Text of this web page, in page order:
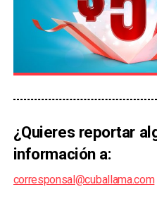
¿Quieres reportar
información a:
corresponsal@cuballama.com